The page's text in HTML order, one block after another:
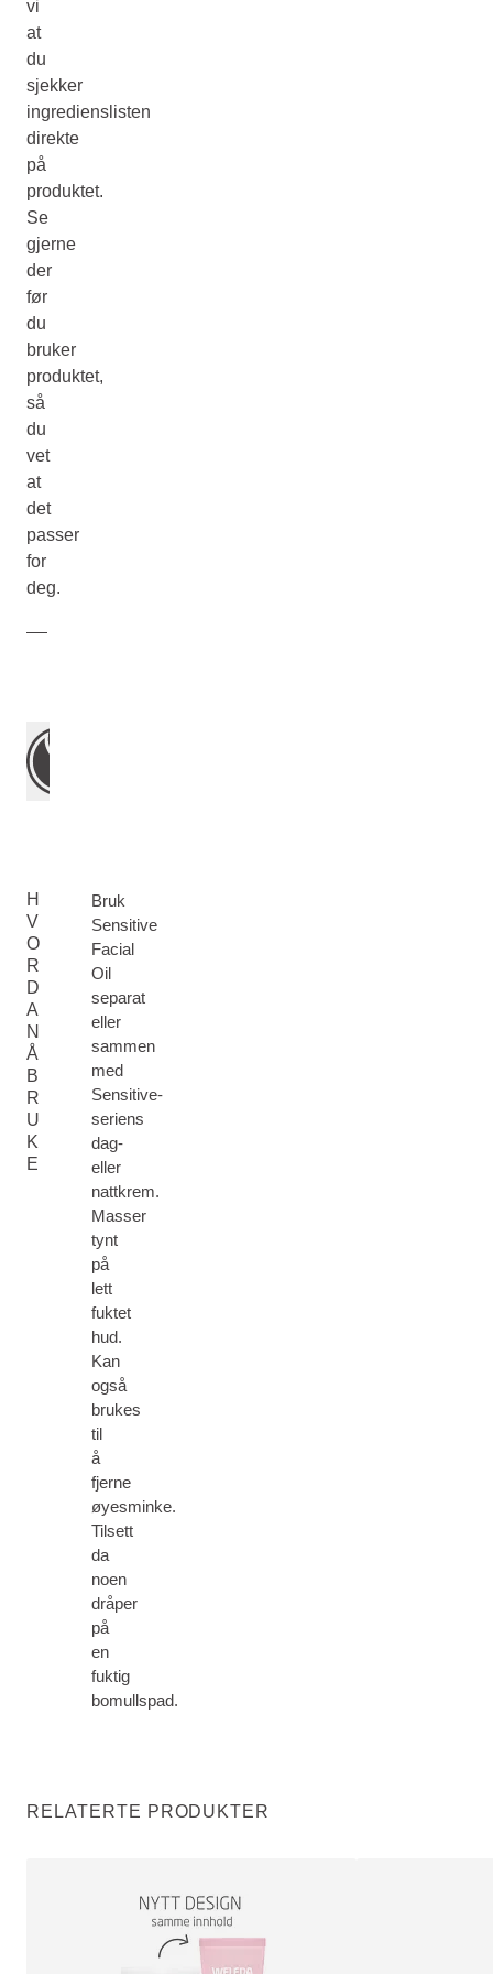
vi
at
du
sjekker
ingredienslisten
direkte
på
produktet.
Se
gjerne
der
før
du
bruker
produktet,
så
du
vet
at
det
passer
for
deg.
H
V
O
R
D
A
N
Å
B
R
U
K
E
Bruk
Sensitive
Facial
Oil
separat
eller
sammen
med
Sensitive-
seriens
dag-
eller
nattkrem.
Masser
tynt
på
lett
fuktet
hud.
Kan
også
brukes
til
å
fjerne
øyesminke.
Tilsett
da
noen
dråper
på
en
fuktig
bomullspad.
RELATERTE PRODUKTER